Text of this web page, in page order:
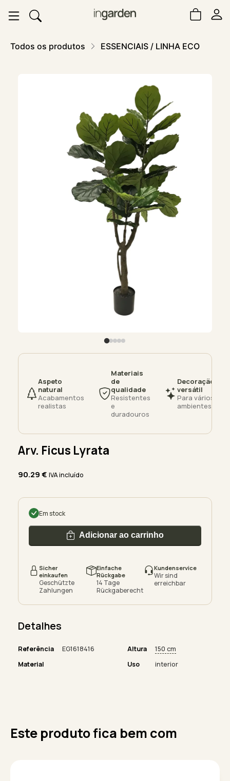
Todos os produtos ESSENCIAIS / LINHA ECO
Aspeto
natural
Acabamentos
realistas
Materiais
de
qualidade
Resistentes
e
duradouros
Decoração
versátil
Para vários
ambientes
Arv. Ficus Lyrata
90.29€ IVA incluído
Em stock
Adicionar ao carrinho
Sicher
einkaufen
Geschützte
Zahlungen
Einfache
Rückgabe
14 Tage
Rückgaberecht
Kundenservice
Wir sind
erreichbar
Detalhes
Referência EG1618416 Altura
150 cm
Material
Uso interior
Este produto fica bem com